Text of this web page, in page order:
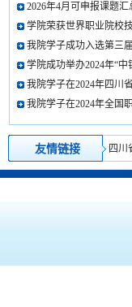
2026年4月可申报课题汇
学院荣获世界职业院校
我院学子成功入选第三
学院成功举办2024年“中
我院学子在2024年四川
我院学子在2024年全国
友情链接 四川